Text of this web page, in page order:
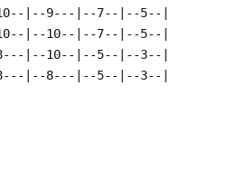
|--9---|--7--|--5--|
|--10--|--7--|--5--|
|--10--|--5--|--3--|
|--8---|--5--|--3--|